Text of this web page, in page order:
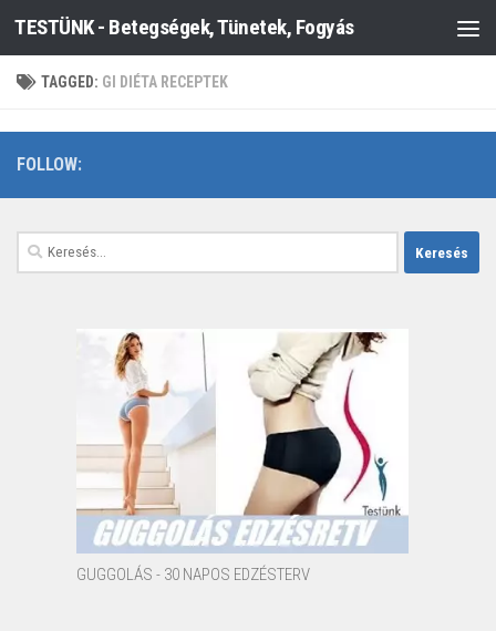
Skip to content
TESTÜNK - Betegségek, Tünetek, Fogyás
TAGGED: GI DIÉTA RECEPTEK
FOLLOW:
Keresés:
GUGGOLÁS - 30 NAPOS EDZÉSTERV